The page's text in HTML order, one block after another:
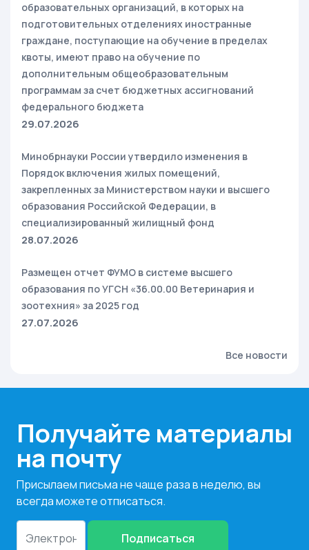
образовательных организаций, в которых на
подготовительных отделениях иностранные
граждане, поступающие на обучение в пределах
квоты, имеют право на обучение по
дополнительным общеобразовательным
программам за счет бюджетных ассигнований
федерального бюджета
29.07.2026
Минобрнауки России утвердило изменения в
Порядок включения жилых помещений,
закрепленных за Министерством науки и высшего
образования Российской Федерации, в
специализированный жилищный фонд
28.07.2026
Размещен отчет ФУМО в системе высшего
образования по УГСН «36.00.00 Ветеринария и
зоотехния» за 2025 год
27.07.2026
Все новости
Получайте материалы
на почту
Присылаем письма не чаще раза в неделю, вы
всегда можете отписаться.
Подписаться